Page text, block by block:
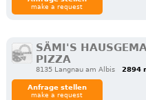
make a request
SÄMI'S
PIZZA
8135 Langnau am Albis 2894
Anfrage stellen
make a request